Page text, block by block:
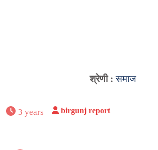
श्रेणी :समाज
3 years birgunj report